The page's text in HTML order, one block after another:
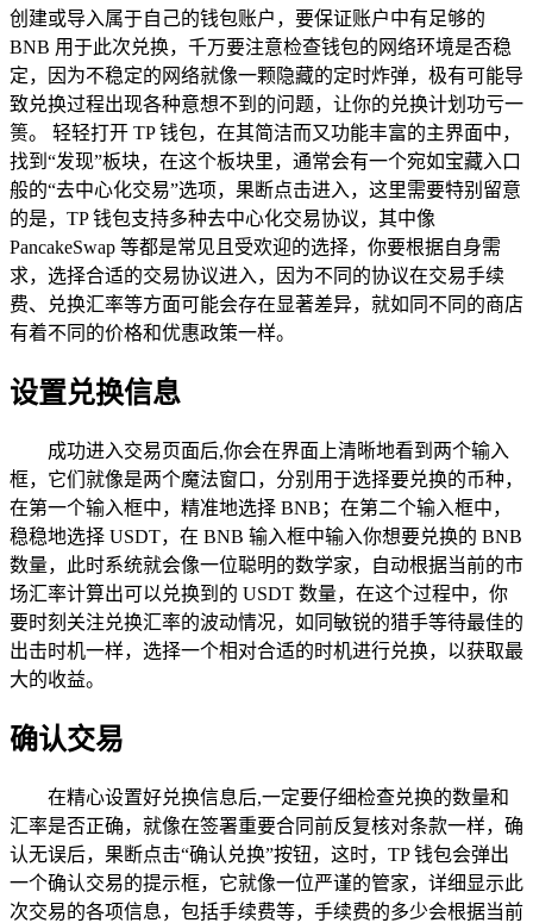
创建或导入属于自己的钱包账户，要保证账户中有足够的
BNB 用于此次兑换，千万要注意检查钱包的网络环境是否稳
定，因为不稳定的网络就像一颗隐藏的定时炸弹，极有可能导
致兑换过程出现各种意想不到的问题，让你的兑换计划功亏一
篑。 轻轻打开 TP 钱包，在其简洁而又功能丰富的主界面中，
找到“发现”板块，在这个板块里，通常会有一个宛如宝藏入口
般的“去中心化交易”选项，果断点击进入，这里需要特别留意
的是，TP 钱包支持多种去中心化交易协议，其中像
PancakeSwap 等都是常见且受欢迎的选择，你要根据自身需
求，选择合适的交易协议进入，因为不同的协议在交易手续
费、兑换汇率等方面可能会存在显著差异，就如同不同的商店
有着不同的价格和优惠政策一样。
设置兑换信息
成功进入交易页面后,你会在界面上清晰地看到两个输入
框，它们就像是两个魔法窗口，分别用于选择要兑换的币种，
在第一个输入框中，精准地选择 BNB；在第二个输入框中，
稳稳地选择 USDT，在 BNB 输入框中输入你想要兑换的 BNB
数量，此时系统就会像一位聪明的数学家，自动根据当前的市
场汇率计算出可以兑换到的 USDT 数量，在这个过程中，你
要时刻关注兑换汇率的波动情况，如同敏锐的猎手等待最佳的
出击时机一样，选择一个相对合适的时机进行兑换，以获取最
大的收益。
确认交易
在精心设置好兑换信息后,一定要仔细检查兑换的数量和
汇率是否正确，就像在签署重要合同前反复核对条款一样，确
认无误后，果断点击“确认兑换”按钮，这时，TP 钱包会弹出
一个确认交易的提示框，它就像一位严谨的管家，详细显示此
次交易的各项信息，包括手续费等，手续费的多少会根据当前